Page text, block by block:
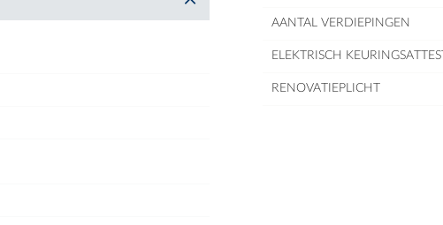
AANTAL VERDIEPINGEN
ELEKTRISCH KEURINGSATTEST
RENOVATIEPLICHT